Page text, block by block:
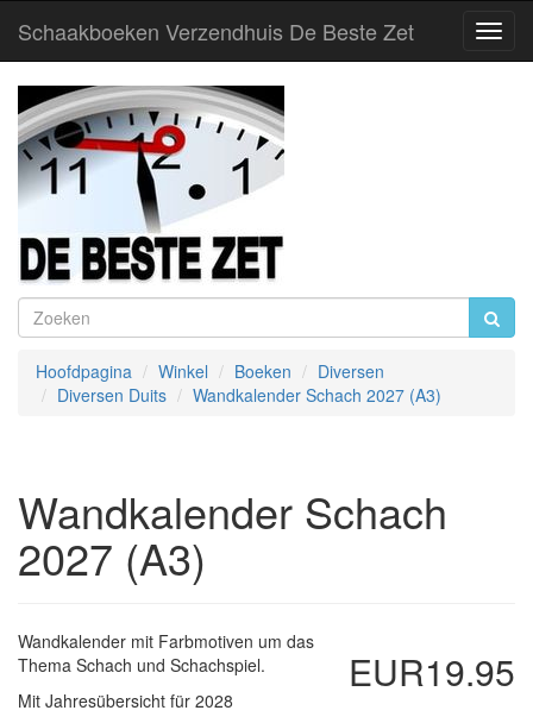
Schaakboeken Verzendhuis De Beste Zet
Hoofdpagina Winkel Boeken
Diversen
Diversen Duits
Wandkalender Schach 2027 (A3)
Wandkalender Schach
2027 (A3)
EUR19.95
Wandkalender mit Farbmotiven um das
Thema Schach und Schachspiel.
Mit Jahresübersicht für 2028